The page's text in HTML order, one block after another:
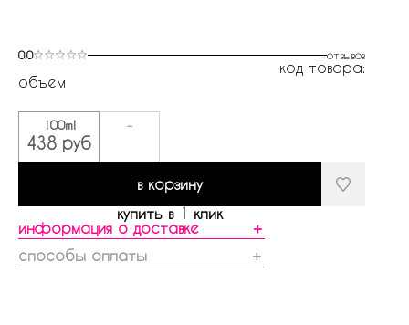
0.0 отзывов
код товара:
объем
100ml
438 руб
-
в корзину
купить в 1 клик
информация о доставке
＋
способы оплаты
＋